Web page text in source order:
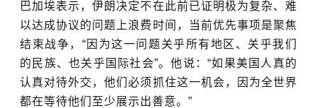
巴加埃表示，伊朗决定不在此前已证明极为复杂、难
以达成协议的问题上浪费时间，当前优先事项是聚焦
结束战争，“因为这一问题关乎所有地区、关乎我们
的民族、也关乎国际社会”。他说：“如果美国人真的
认真对待外交，他们必须抓住这一机会，因为全世界
都在等待他们至少展示出善意。”